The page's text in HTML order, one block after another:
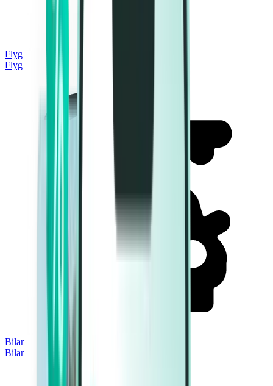
Flyg
Flyg
Bilar
Bilar